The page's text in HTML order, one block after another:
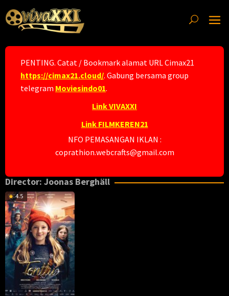
to
content
PENTING. Catat / Bookmark alamat URL Cimax21
https://cimax21.cloud/. Gabung bersama group
telegram Moviesindo01.
Link VIVAXXI
Link FILMKEREN21
NFO PEMASANGAN IKLAN :
coprathion.webcrafts@gmail.com
Director: Joonas Berghäll
4.5